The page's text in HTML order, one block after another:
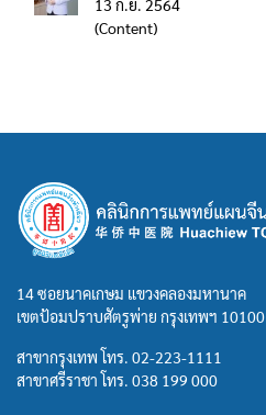
13 ก.ย. 2564
(Content)
14 ซอยนาคเกษม แขวงคลองมหานาค
เขตป้อมปราบศัตรูพ่าย กรุงเทพฯ 10100
สาขากรุงเทพ โทร. 02-223-1111
สาขาศรีราชา โทร. 038 199 000